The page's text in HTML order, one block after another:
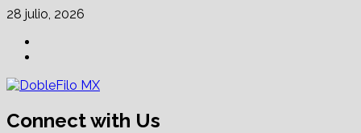
Skip
content
28 julio, 2026
Connect with Us